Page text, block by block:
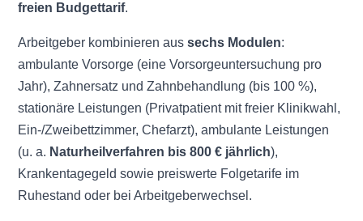
freien Budgettarif.
Arbeitgeber kombinieren aussechs Modulen:
ambulante Vorsorge (eine Vorsorgeuntersuchung pro
Jahr), Zahnersatz und Zahnbehandlung (bis 100 %),
stationäre Leistungen (Privatpatient mit freier Klinikwahl,
Ein-/Zweibettzimmer, Chefarzt), ambulante Leistungen
(u. a. Naturheilverfahren bis 800 € jährlich),
Krankentagegeld sowie preiswerte Folgetarife im
Ruhestand oder bei Arbeitgeberwechsel.